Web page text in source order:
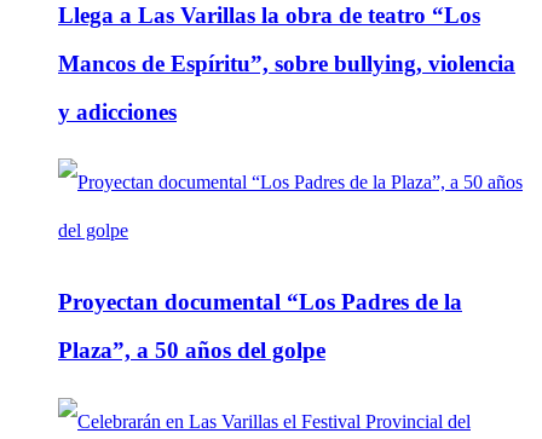
Llega a Las Varillas la obra de teatro “Los
Mancos de Espíritu”, sobre bullying, violencia
y adicciones
Proyectan documental “Los Padres de la
Plaza”, a 50 años del golpe